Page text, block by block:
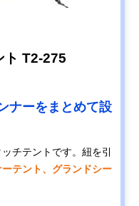
ト T2-275
ナーをまとめて設
チテントです。紐を引
テント、グランドシー